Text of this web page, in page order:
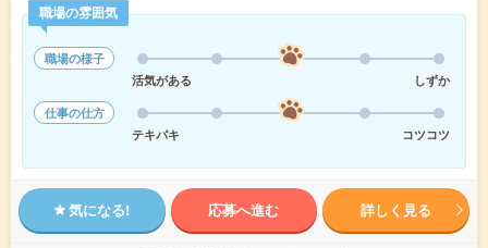
職場の雰囲気
職場の様子
活気がある
しずか
仕事の仕方
テキパキ
コツコツ
気になる! 応募へ進む 詳しく見る